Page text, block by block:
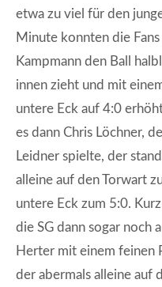
etwa zu viel für den
Minute konnten die
Kampmann den Ball
innen zieht und mit
untere Eck auf 4:0
es dann Chris Löchner,
Leidner spielte, der
alleine auf den Torwart
untere Eck zum 5:0.
die SG dann sogar noch
Herter mit einem feinen
der abermals alleine auf